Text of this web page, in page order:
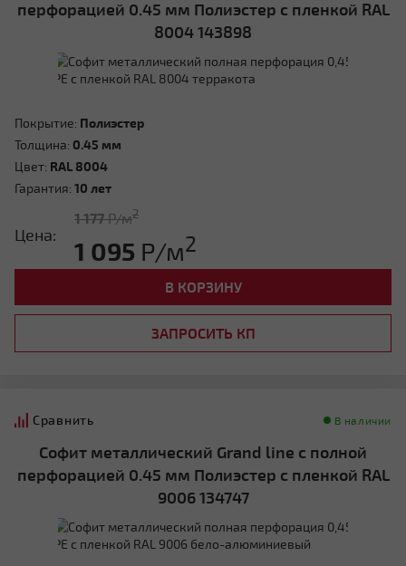
перфорацией 0.45 мм Полиэстер с пленкой RAL
8004 143898
Покрытие: Полиэстер
Толщина: 0.45 мм
Цвет: RAL 8004
Гарантия: 10 лет
Цена:
1 177Р/м2
1 095 Р/м2
В КОРЗИНУ
ЗАПРОСИТЬ КП
Сравнить В наличии
Софит металлический Grand line с полной
перфорацией 0.45 мм Полиэстер с пленкой RAL
9006 134747